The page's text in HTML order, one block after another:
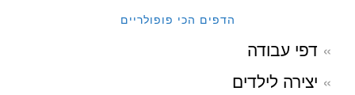
הדפים הכי פופולריים
דפי עבודה
יצירה לילדים